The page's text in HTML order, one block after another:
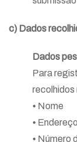
c) Dados
Dados
Para
recolhidos
⦁ Nome
⦁
⦁ Número